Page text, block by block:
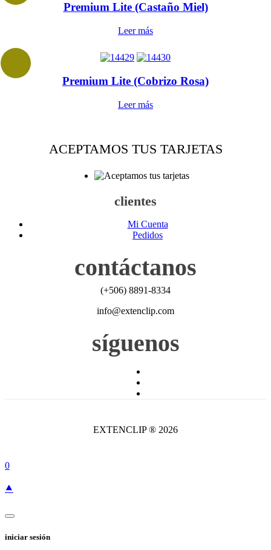
Premium Lite (Castaño Miel)
Leer más
Premium Lite (Cobrizo Rosa)
Leer más
ACEPTAMOS TUS TARJETAS
clientes
Mi Cuenta
Pedidos
contáctanos
(+506) 8891-8334
info@extenclip.com
síguenos
EXTENCLIP ® 2026
0
⯅
iniciar sesión